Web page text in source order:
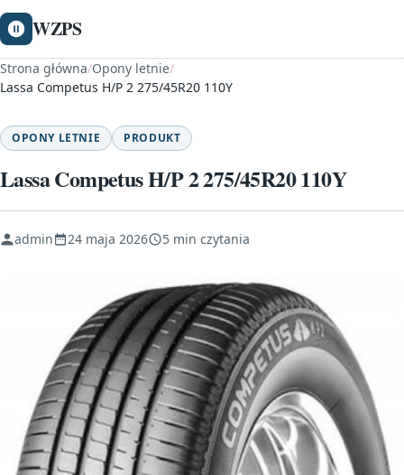
WZPS
Strona główna/Opony letnie/
Lassa Competus H/P 2 275/45R20 110Y
OPONY LETNIE PRODUKT
Lassa Competus H/P 2 275/45R20 110Y
admin 24 maja 2026 5 min czytania